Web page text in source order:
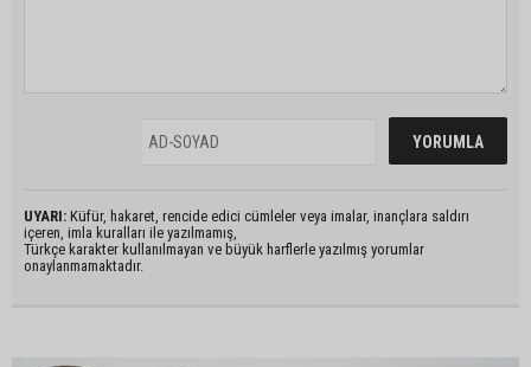
UYARI: Küfür, hakaret, rencide edici cümleler veya imalar, inançlara saldırı
içeren, imla kuralları ile yazılmamış,
Türkçe karakter kullanılmayan ve büyük harflerle yazılmış yorumlar
onaylanmamaktadır.